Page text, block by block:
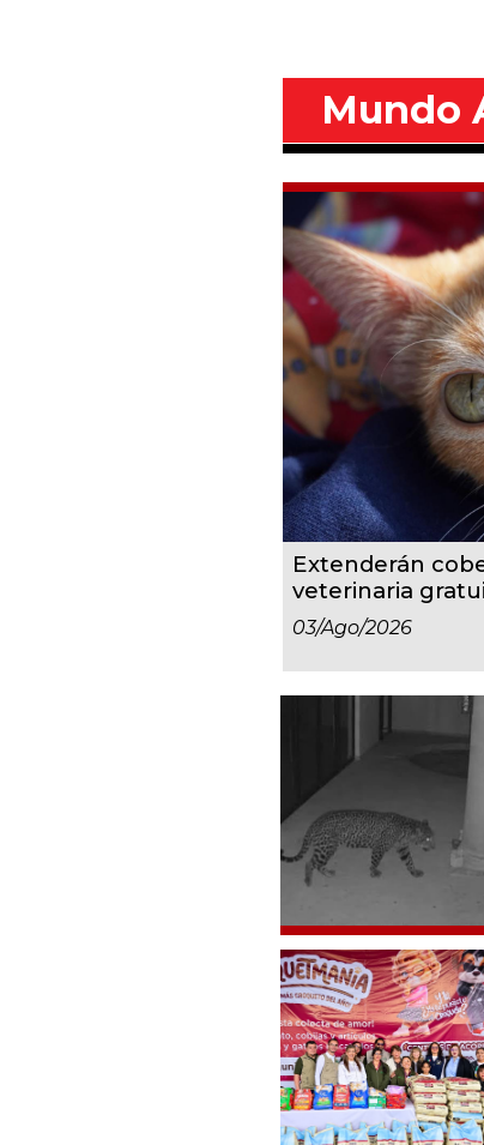
Mundo
Extenderán
veterinaria
03/ago/2026